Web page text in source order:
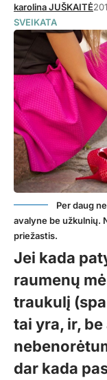
karolina JUŠKAITĖ
SVEIKATA
Per daug
avalyne be užkulnių.
priežastis.
Jei kada
raumenų
traukulį
tai yra, ir,
dar kada